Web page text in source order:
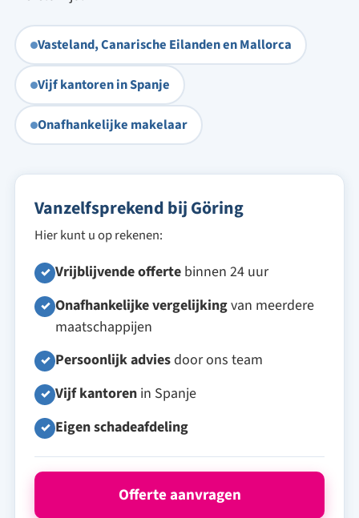
Vasteland, Canarische Eilanden en Mallorca
Vijf kantoren in Spanje
Onafhankelijke makelaar
Vanzelfsprekend bij Göring
Hier kunt u op rekenen:
✓ Vrijblijvende offerte binnen 24 uur
✓ Onafhankelijke vergelijkingvan meerdere
maatschappijen
✓ Persoonlijk advies door ons team
✓ Vijf kantoren in Spanje
✓ Eigen schadeafdeling
Offerte aanvragen